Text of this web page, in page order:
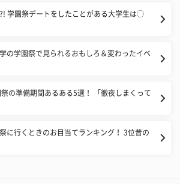
学園祭デートをしたことがある大学生は◯
の学園祭で見られるおもしろ＆変わったイベ
の準備期間あるある5選！ 「徹夜しまくって
に行くときのお目当てランキング！ 3位昔の